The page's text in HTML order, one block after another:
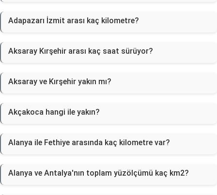
Adapazarı İzmit arası kaç kilometre?
Aksaray Kırşehir arası kaç saat sürüyor?
Aksaray ve Kırşehir yakın mı?
Akçakoca hangi ile yakın?
Alanya ile Fethiye arasında kaç kilometre var?
Alanya ve Antalya'nın toplam yüzölçümü kaç km2?